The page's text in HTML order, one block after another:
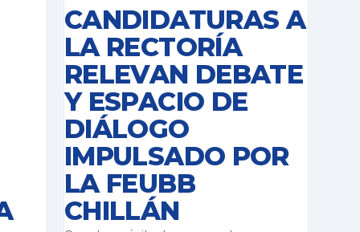
CANDIDATURAS A
LA RECTORÍA
RELEVAN DEBATE
Y ESPACIO DE
DIÁLOGO
IMPULSADO POR
LA FEUBB
CHILLÁN